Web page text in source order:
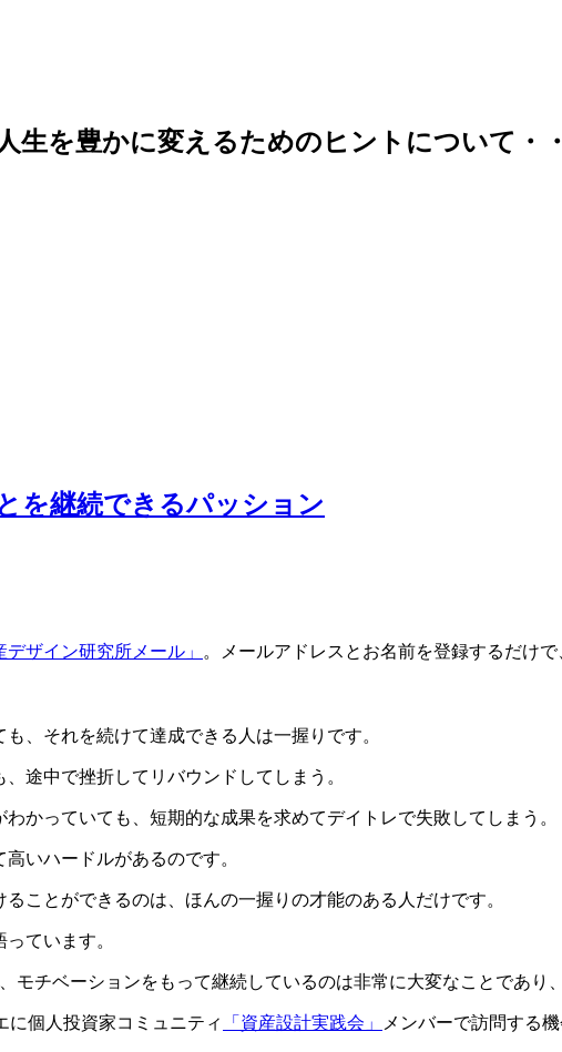
生を豊かに変えるためのヒントについて・
を継続できるパッション
デザイン研究所メール」
。メールアドレスとお名前を登録するだけ
、それを続けて達成できる人は一握りです。
途中で挫折してリバウンドしてしまう。
かっていても、短期的な成果を求めてデイトレで失敗してしまう。
いハードルがあるのです。
ことができるのは、ほんの一握りの才能のある人だけです。
ています。
モチベーションをもって継続しているのは非常に大変なことであり
個人投資家コミュニティ 「資産設計実践会」 メンバーで訪問する